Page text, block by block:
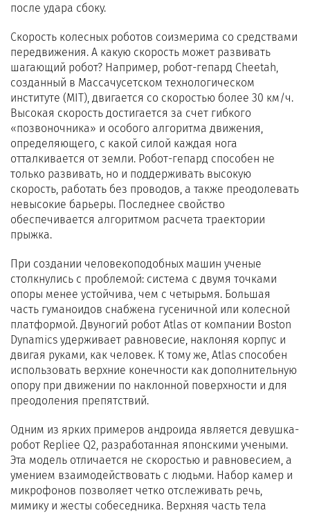
после удара сбоку.
Скорость колесных роботов соизмерима со средствами
передвижения. А какую скорость может развивать
шагающий робот? Например, робот-гепард Cheetah,
созданный в Массачусетском технологическом
институте (MIT), двигается со скоростью более 30 км/ч.
Высокая скорость достигается за счет гибкого
«позвоночника» и особого алгоритма движения,
определяющего, с какой силой каждая нога
отталкивается от земли. Робот-гепард способен не
только развивать, но и поддерживать высокую
скорость, работать без проводов, а также преодолевать
невысокие барьеры. Последнее свойство
обеспечивается алгоритмом расчета траектории
прыжка.
При создании человекоподобных машин ученые
столкнулись с проблемой: система с двумя точками
опоры менее устойчива, чем с четырьмя. Большая
часть гуманоидов снабжена гусеничной или колесной
платформой. Двуногий робот Atlas от компании Boston
Dynamics удерживает равновесие, наклоняя корпус и
двигая руками, как человек. К тому же, Atlas способен
использовать верхние конечности как дополнительную
опору при движении по наклонной поверхности и для
преодоления препятствий.
Одним из ярких примеров андроида является девушка-
робот Repliee Q2, разработанная японскими учеными.
Эта модель отличается не скоростью и равновесием, а
умением взаимодействовать с людьми. Набор камер и
микрофонов позволяет четко отслеживать речь,
мимику и жесты собеседника. Верхняя часть тела